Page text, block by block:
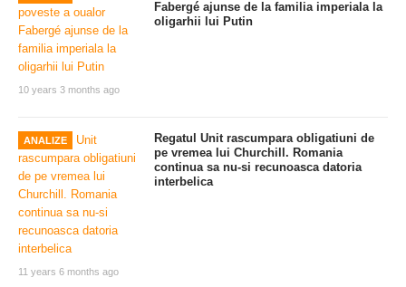
10 years 3 months ago
Fabergé ajunse de la familia imperiala la
oligarhii lui Putin
ANALIZE
11 years 6 months ago
Regatul Unit rascumpara obligatiuni de
pe vremea lui Churchill. Romania
continua sa nu-si recunoasca datoria
interbelica